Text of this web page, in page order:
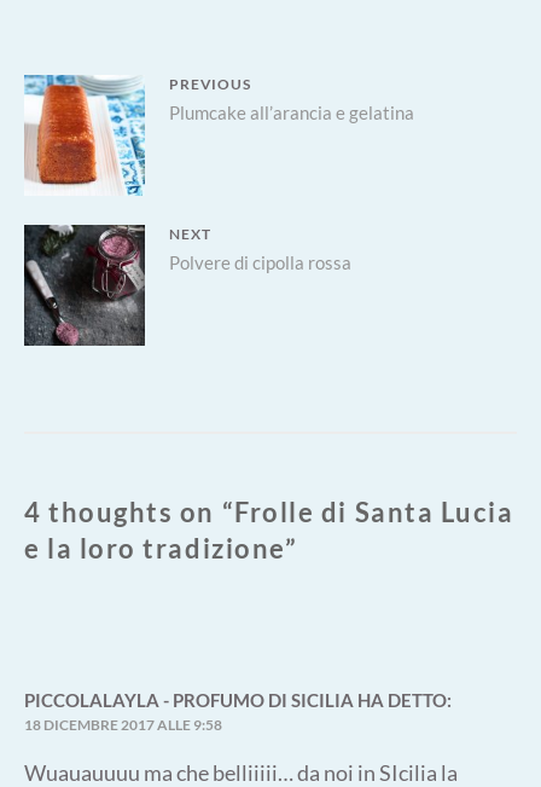
Navigazione
articoli
PREVIOUS
Previous
post:
Plumcake all’arancia e gelatina
NEXT
Next
post:
Polvere di cipolla rossa
4 thoughts on “Frolle di Santa Lucia
e la loro tradizione”
PICCOLALAYLA - PROFUMO DI SICILIA HA DETTO:
18 DICEMBRE 2017 ALLE 9:58
Wuauauuuu ma che belliiiii… da noi in SIcilia la